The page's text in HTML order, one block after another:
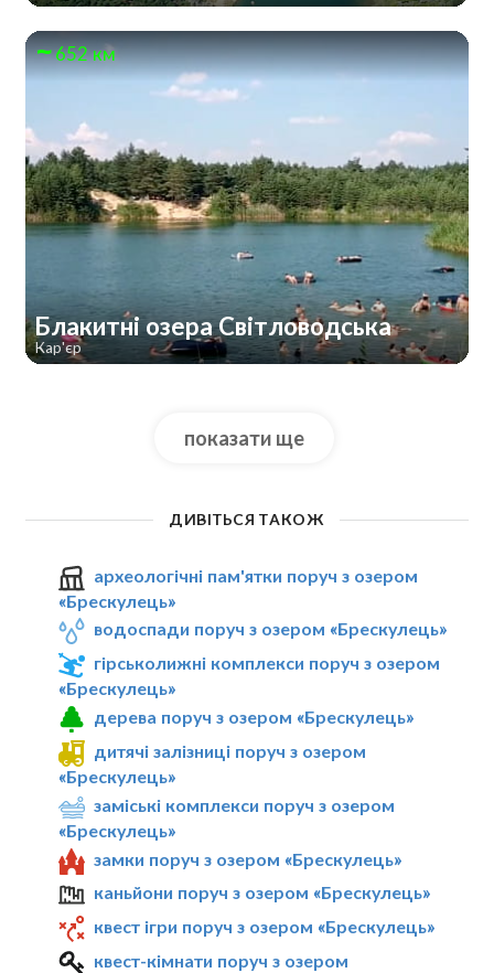
652 км
Блакитні озера Світловодська
Кар'єр
показати ще
ДИВІТЬСЯ ТАКОЖ
археологічні пам'ятки поруч з озером
«Брескулeць»
водоспади поруч з озером «Брескулeць»
гірськолижні комплекси поруч з озером
«Брескулeць»
дерева поруч з озером «Брескулeць»
дитячі залізниці поруч з озером
«Брескулeць»
заміські комплекси поруч з озером
«Брескулeць»
замки поруч з озером «Брескулeць»
каньйони поруч з озером «Брескулeць»
квест ігри поруч з озером «Брескулeць»
квест-кімнати поруч з озером